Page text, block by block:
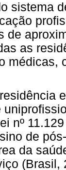
sistema
de
as
médicas,
nº
de
da
(Brasil,